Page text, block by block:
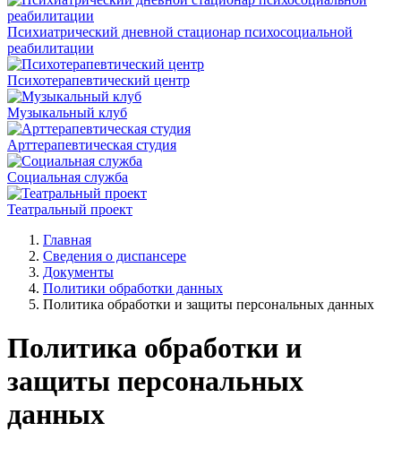
Психиатрический дневной стационар психосоциальной
реабилитации
Психотерапевтический центр
Музыкальный клуб
Арттерапевтическая студия
Социальная служба
Театральный проект
Главная
Сведения о диспансере
Документы
Политики обработки данных
Политика обработки и защиты персональных данных
Политика обработки и
защиты персональных
данных